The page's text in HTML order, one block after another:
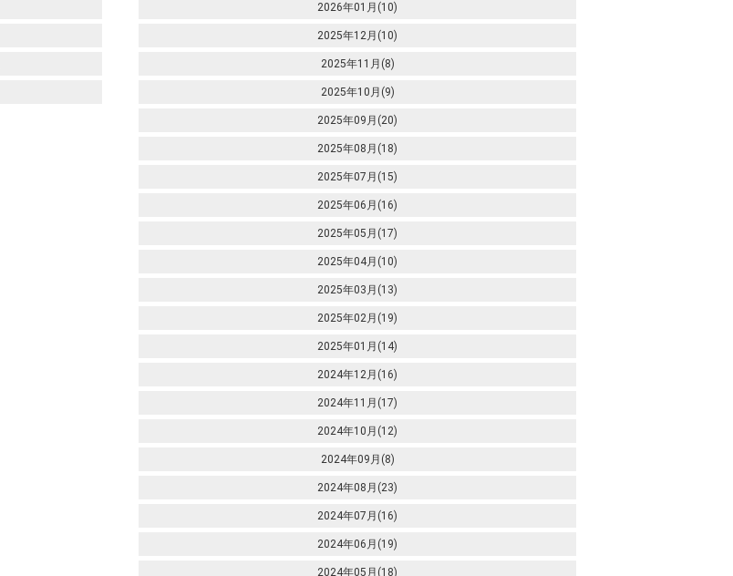
2026年01月(10)
2025年12月(10)
2025年11月(8)
2025年10月(9)
2025年09月(20)
2025年08月(18)
2025年07月(15)
2025年06月(16)
2025年05月(17)
2025年04月(10)
2025年03月(13)
2025年02月(19)
2025年01月(14)
2024年12月(16)
2024年11月(17)
2024年10月(12)
2024年09月(8)
2024年08月(23)
2024年07月(16)
2024年06月(19)
2024年05月(18)